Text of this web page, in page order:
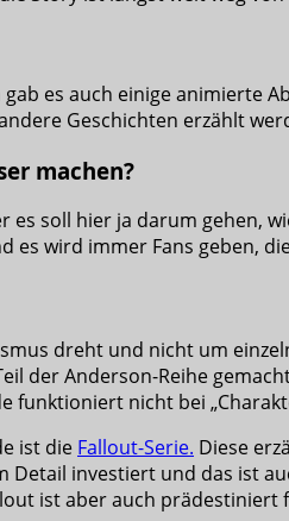
es auch einige animierte
Geschichten erzählt
machen?
es soll hier ja darum gehen,
es wird immer Fans geben,
dreht und nicht um
der Anderson-Reihe
funktioniert nicht bei
ist die Fallout-Serie. Diese
Detail investiert und das ist
ist aber auch